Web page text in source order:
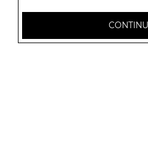
6.00€